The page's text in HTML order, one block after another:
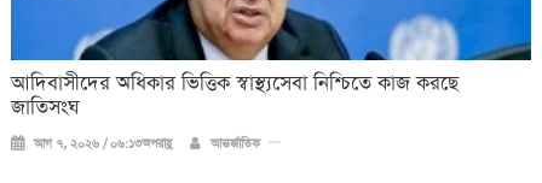
আদিবাসীদের অধিকার ভিত্তিক স্বাস্থ্যসেবা নিশ্চিতে কাজ করছে
জাতিসংঘ
আগ ৭, ২০২৬ / ০৬:১৩অপরাহ্ণ আন্তর্জাতিক